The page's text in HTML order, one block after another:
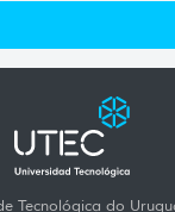
Tecnológica do